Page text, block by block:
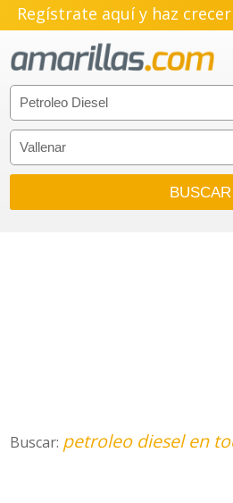
Regístrate aquí y haz
Buscar: petroleo diesel en